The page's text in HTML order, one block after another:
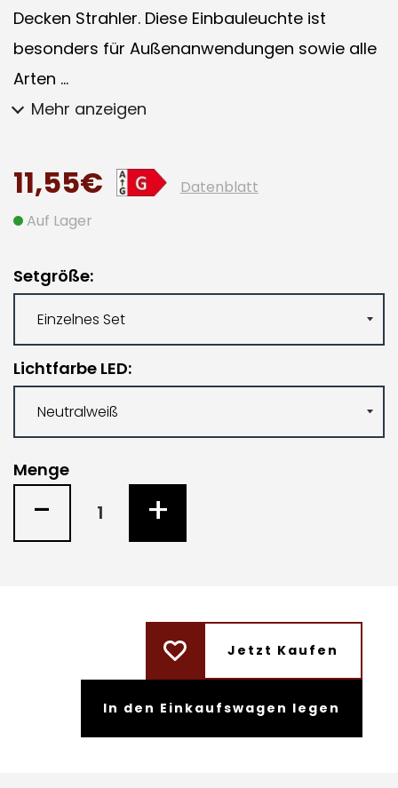
Decken Strahler. Diese Einbauleuchte ist
besonders für Außenanwendungen sowie alle
Arten ...
Mehr anzeigen
11,55€
Datenblatt
Auf Lager
Setgröße
Lichtfarbe LED
Menge
- +
Jetzt Kaufen
In den Einkaufswagen legen